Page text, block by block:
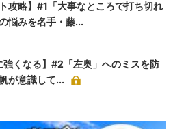
攻略】#1「大事なところで打ち切れ
悩みを名手・藤...
強くなる】#2「左奥」へのミスを防
が意識して...